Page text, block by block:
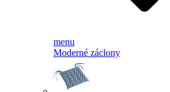
menu
Moderné záclony